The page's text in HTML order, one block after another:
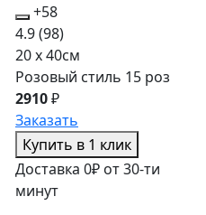
+58
4.9(98)
20 x 40см
Розовый стиль 15 роз
2910₽
Заказать
Купить в 1 клик
Доставка 0₽ от 30-ти
минут